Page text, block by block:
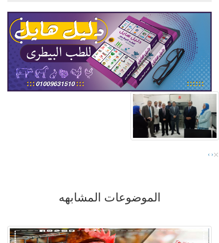
‹
› ×
الموضوعات المشابهه